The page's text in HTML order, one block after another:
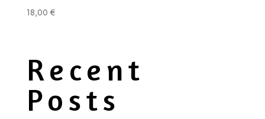
18,00 €
Recent
Posts